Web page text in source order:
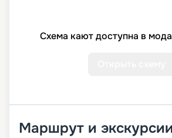
Схема кают доступна в
Маршрут и